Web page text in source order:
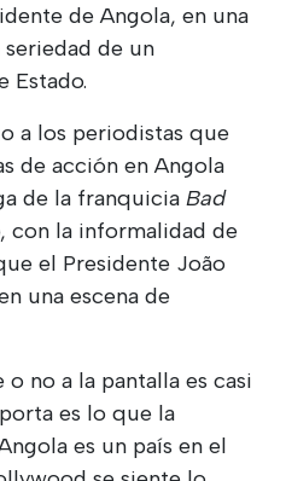
de Angola, en una
de un
Estado.
a los periodistas que
de acción en Angola
de la franquicia Bad
con la informalidad de
el Presidente João
una escena de
no a la pantalla es casi
es lo que la
es un país en el